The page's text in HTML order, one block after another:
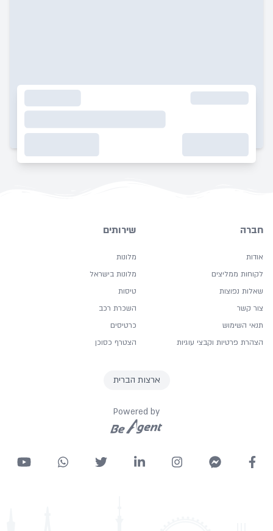
חברה
אודות
לקוחות ממליצים
שאלות נפוצות
צור קשר
תנאי השימוש
הצהרת פרטיות וקבצי עוגיות
שירותים
מלונות
מלונות בישראל
טיסות
השכרת רכב
כרטיסים
הצטרף כסוכן
ארצות הברית
Powered by